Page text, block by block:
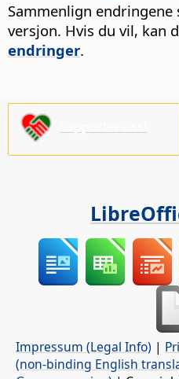
Sammenlign
versjon. Hvis du vil, kan
endringer.
Impressum (Legal Info) |
(non-binding English